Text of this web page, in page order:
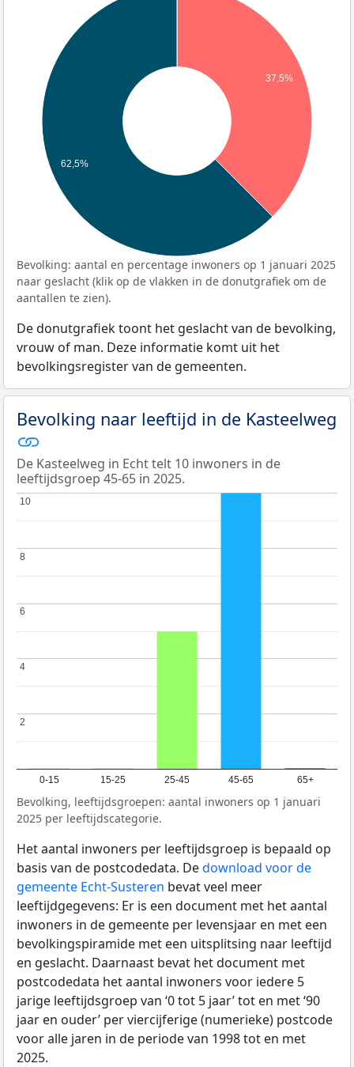
37,5%
62,5%
Bevolking: aantal en percentage inwoners op 1 januari 2025
naar geslacht (klik op de vlakken in de donutgrafiek om de
aantallen te zien).
De donutgrafiek toont het geslacht van de bevolking,
vrouw of man. Deze informatie komt uit het
bevolkingsregister van de gemeenten.
Bevolking naar leeftijd in de Kasteelweg
De Kasteelweg in Echt telt 10 inwoners in de
leeftijdsgroep 45-65 in 2025.
0-15 15-25 25-45 45-65 65+
2
2
4
4
6
6
8
8
10
10
Bevolking, leeftijdsgroepen: aantal inwoners op 1 januari
2025 per leeftijdscategorie.
Het aantal inwoners per leeftijdsgroep is bepaald op
basis van de postcodedata. Dedownload voor de
gemeente Echt-Susteren bevat veel meer
leeftijdgegevens: Er is een document met het aantal
inwoners in de gemeente per levensjaar en met een
bevolkingspiramide met een uitsplitsing naar leeftijd
en geslacht. Daarnaast bevat het document met
postcodedata het aantal inwoners voor iedere 5
jarige leeftijdsgroep van ‘0 tot 5 jaar’ tot en met ‘90
jaar en ouder’ per viercijferige (numerieke) postcode
voor alle jaren in de periode van 1998 tot en met
2025.